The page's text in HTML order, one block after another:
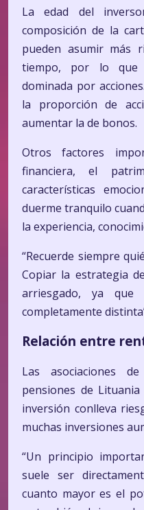
La edad del
composición de la
pueden asumir más
tiempo, por lo que
dominada por
la proporción de
aumentar la de bonos.
Otros factores
financiera, el
características
duerme tranquilo
la experiencia,
“Recuerde siempre
Copiar la estrategia
arriesgado, ya
completamente
Relación entre
Las asociaciones
pensiones de Lituania
inversión conlleva
muchas inversiones
“Un principio
suele ser
cuanto mayor es el